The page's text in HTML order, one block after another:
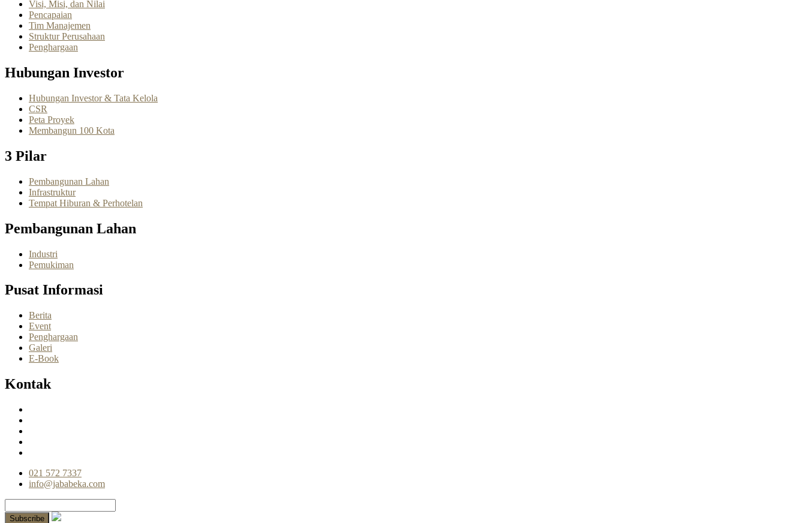
Visi, Misi, dan Nilai
Pencapaian
Tim Manajemen
Struktur Perusahaan
Penghargaan
Hubungan Investor
Hubungan Investor & Tata Kelola
CSR
Peta Proyek
Membangun 100 Kota
3 Pilar
Pembangunan Lahan
Infrastruktur
Tempat Hiburan & Perhotelan
Pembangunan Lahan
Industri
Pemukiman
Pusat Informasi
Berita
Event
Penghargaan
Galeri
E-Book
Kontak
021 572 7337
info@jababeka.com